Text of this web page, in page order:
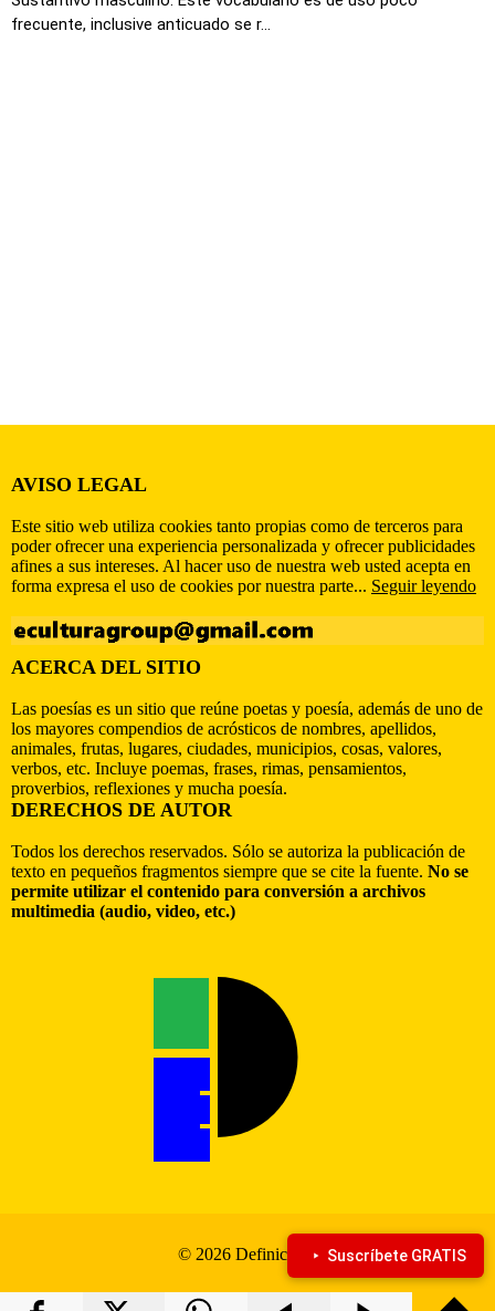
frecuente, inclusive anticuado se r...
AVISO LEGAL
Este sitio web utiliza cookies tanto propias como de terceros para
poder ofrecer una experiencia personalizada y ofrecer publicidades
afines a sus intereses. Al hacer uso de nuestra web usted acepta en
forma expresa el uso de cookies por nuestra parte... Seguir leyendo
ACERCA DEL SITIO
Las poesías es un sitio que reúne poetas y poesía, además de uno de
los mayores compendios de acrósticos de nombres, apellidos,
animales, frutas, lugares, ciudades, municipios, cosas, valores,
verbos, etc. Incluye poemas, frases, rimas, pensamientos,
proverbios, reflexiones y mucha poesía.
DERECHOS DE AUTOR
Todos los derechos reservados. Sólo se autoriza la publicación de
texto en pequeños fragmentos siempre que se cite la fuente. No se
permite utilizar el contenido para conversión a archivos
multimedia (audio, video, etc.)
© 2026 Definiciona Suscríbete GRATIS